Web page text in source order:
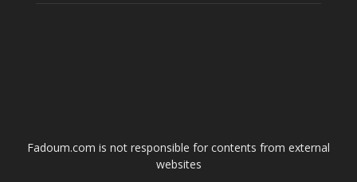
Fadoum.com is not responsible for contents from external
websites